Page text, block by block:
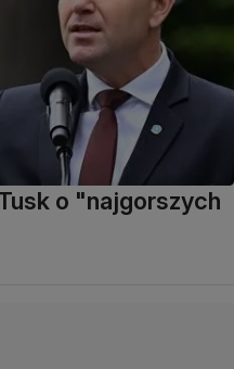
o "najgorszych